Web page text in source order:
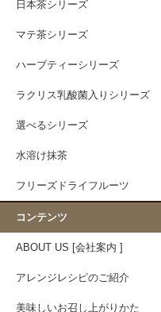
日本茶シリーズ
マテ茶シリーズ
ハーブティーシリーズ
ラクリス乳酸菌入りシリーズ
選べるシリーズ
水溶け抹茶
フリーズドライフルーツ
コンテンツ
ABOUT US [会社案内 ]
アレンジレシピのご紹介
美味しいお召し上がりかた